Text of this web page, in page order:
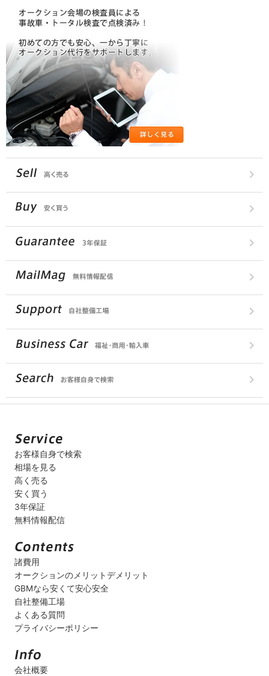
お客様自身で検索
相場を見る
高く売る
安く買う
3年保証
無料情報配信
諸費用
オークションのメリットデメリット
GBMなら安くて安心安全
自社整備工場
よくある質問
プライバシーポリシー
会社概要